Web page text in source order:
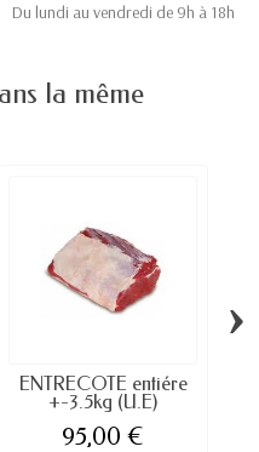
Du lundi au vendredi de 9h à 18h
la même
ENTRECÔTE entiére
+-3.5kg (U.E)
95,00 €
›